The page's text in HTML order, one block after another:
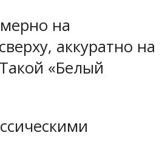
на
аккуратно на
«Белый